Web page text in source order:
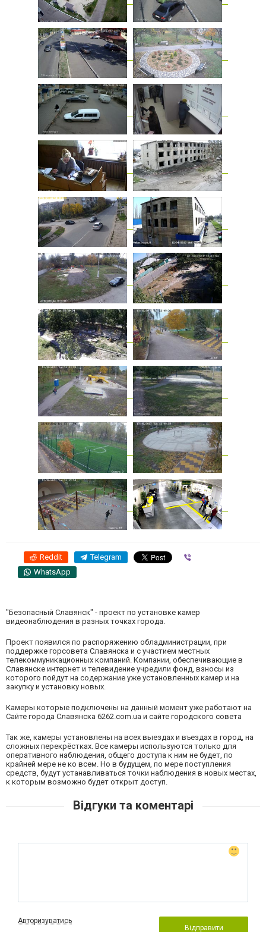
Reddit Telegram
WhatsApp
"Безопасный Славянск" - проект по установке камер
видеонаблюдения в разных точках города.
Проект появился по распоряжению обладминистрации, при
поддержке горсовета Славянска и с участием местных
телекоммуникационных компаний. Компании, обеспечивающие в
Славянске интернет и телевидение учредили фонд, взносы из
которого пойдут на содержание уже установленных камер и на
закупку и установку новых.
Камеры которые подключены на данный момент уже работают на
Сайте города Славянска 6262.com.ua и сайте городского совета
Так же, камеры установлены на всех выездах и въездах в город, на
сложных перекрёстках. Все камеры используются только для
оперативного наблюдения, общего доступа к ним не будет, по
крайней мере не ко всем. Но в будущем, по мере поступления
средств, будут устанавливаться точки наблюдения в новых местах,
к которым возможно будет открыт доступ.
Відгуки та коментарі
Авторизуватись
Відправити